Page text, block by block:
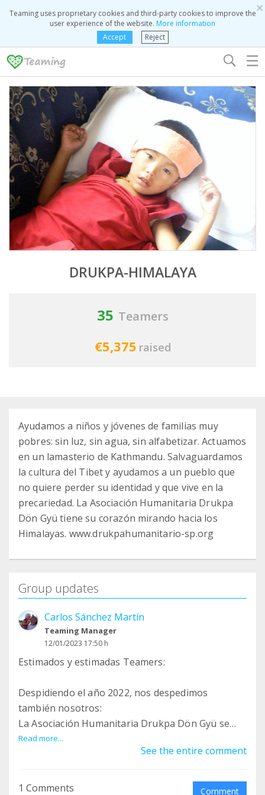
×
Teaming uses proprietary cookies and third-party cookies to improve the
user experience of the website. More information
Accept
Reject
☰
DRUKPA-HIMALAYA
35 Teamers
€5,375 raised
Ayudamos a niños y jóvenes de familias muy
pobres: sin luz, sin agua, sin alfabetizar. Actuamos
en un lamasterio de Kathmandu. Salvaguardamos
la cultura del Tibet y ayudamos a un pueblo que
no quiere perder su identidad y que vive en la
precariedad. La Asociación Humanitaria Drukpa
Dön Gyü tiene su corazón mirando hacia los
Himalayas. www.drukpahumanitario-sp.org
Group updates
Carlos Sánchez Martín
Teaming Manager
12/01/2023 17:50 h
Estimados y estimadas Teamers:
Despidiendo el año 2022, nos despedimos
también nosotros:
La Asociación Humanitaria Drukpa Dön Gyü se
disuelve.
Nuestro momento ha llegado, recordándonos la
Read more...
See the entire comment
1 Comments Comment